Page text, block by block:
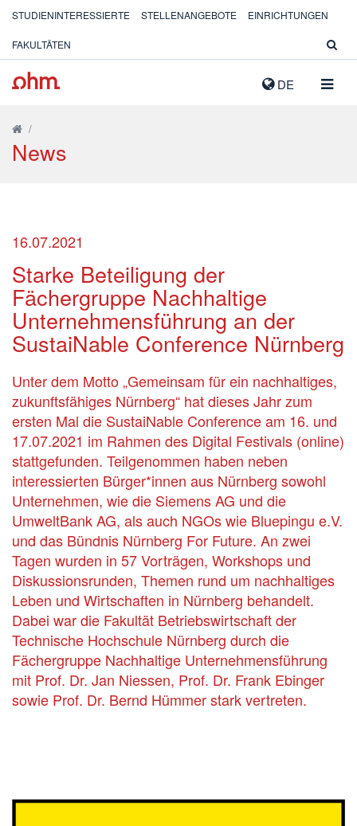
DE
STUDIENINTERESSIERTE STELLENANGEBOTE EINRICHTUNGEN
FAKULTÄTEN
/
News
16.07.2021
Starke Beteiligung der
Fächergruppe Nachhaltige
Unternehmensführung an der
SustaiNable Conference Nürnberg
Unter dem Motto „Gemeinsam für ein nachhaltiges,
zukunftsfähiges Nürnberg“ hat dieses Jahr zum
ersten Mal die SustaiNable Conference am 16. und
17.07.2021 im Rahmen des Digital Festivals (online)
stattgefunden. Teilgenommen haben neben
interessierten Bürger*innen aus Nürnberg sowohl
Unternehmen, wie die Siemens AG und die
UmweltBank AG, als auch NGOs wie Bluepingu e.V.
und das Bündnis Nürnberg For Future. An zwei
Tagen wurden in 57 Vorträgen, Workshops und
Diskussionsrunden, Themen rund um nachhaltiges
Leben und Wirtschaften in Nürnberg behandelt.
Dabei war die Fakultät Betriebswirtschaft der
Technische Hochschule Nürnberg durch die
Fächergruppe Nachhaltige Unternehmensführung
mit Prof. Dr. Jan Niessen, Prof. Dr. Frank Ebinger
sowie Prof. Dr. Bernd Hümmer stark vertreten.